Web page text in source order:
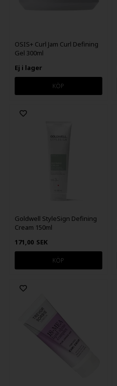
OSIS+ Curl Jam Curl Defining
Gel 300ml
Ej i lager
Goldwell StyleSign Defining
Cream 150ml
171,00 SEK